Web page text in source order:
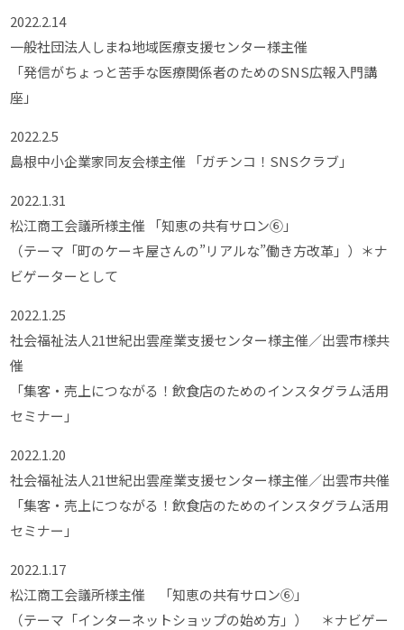
2022.2.14
一般社団法人しまね地域医療支援センター様主催
「発信がちょっと苦手な医療関係者のためのSNS広報入門講
座」
2022.2.5
島根中小企業家同友会様主催 「ガチンコ！SNSクラブ」
2022.1.31
松江商工会議所様主催 「知恵の共有サロン⑥」
（テーマ「町のケーキ屋さんの”リアルな”働き方改革」）＊ナ
ビゲーターとして
2022.1.25
社会福祉法人21世紀出雲産業支援センター様主催／出雲市様共
催
「集客・売上につながる！飲食店のためのインスタグラム活用
セミナー」
2022.1.20
社会福祉法人21世紀出雲産業支援センター様主催／出雲市共催
「集客・売上につながる！飲食店のためのインスタグラム活用
セミナー」
2022.1.17
松江商工会議所様主催 「知恵の共有サロン⑥」
（テーマ「インターネットショップの始め方」） ＊ナビゲー